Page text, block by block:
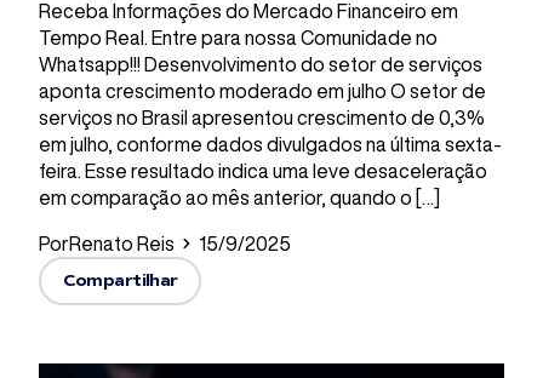
Receba Informações do Mercado Financeiro em
Tempo Real. Entre para nossa Comunidade no
Whatsapp!!! Desenvolvimento do setor de serviços
aponta crescimento moderado em julho O setor de
serviços no Brasil apresentou crescimento de 0,3%
em julho, conforme dados divulgados na última sexta-
feira. Esse resultado indica uma leve desaceleração
em comparação ao mês anterior, quando o […]
PorRenato Reis 15/9/2025
Compartilhar